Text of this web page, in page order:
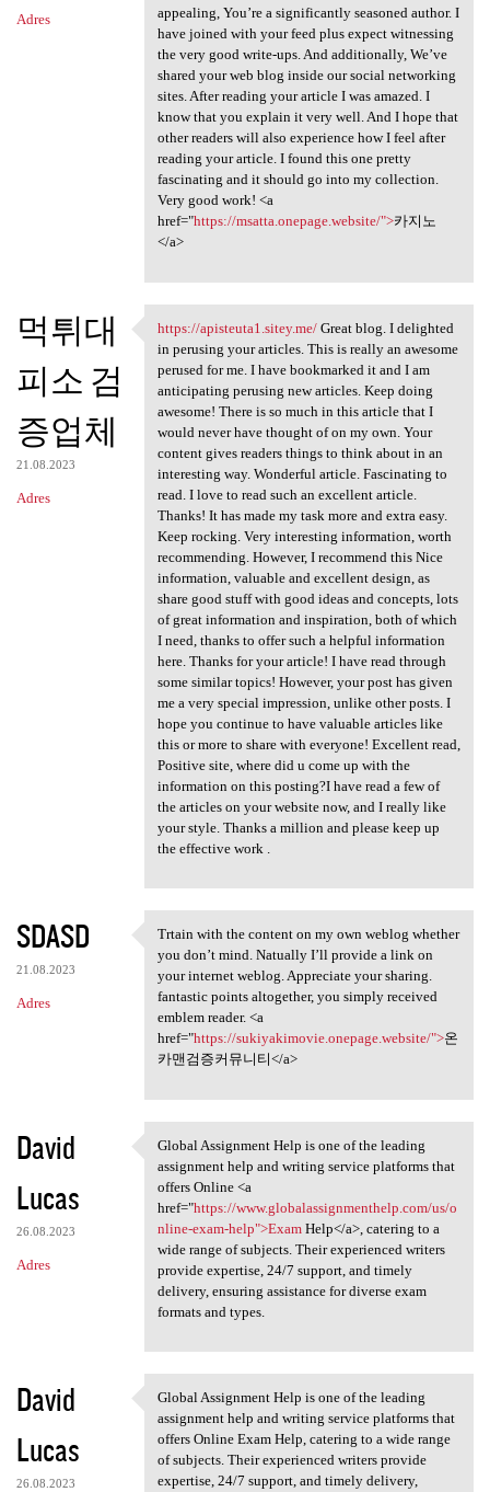
Adres
appealing, You’re a significantly seasoned author. I
have joined with your feed plus expect witnessing
the very good write-ups. And additionally, We’ve
shared your web blog inside our social networking
sites. After reading your article I was amazed. I
know that you explain it very well. And I hope that
other readers will also experience how I feel after
reading your article. I found this one pretty
fascinating and it should go into my collection.
Very good work! <a
href="https://msatta.onepage.website/">카지노
</a>
먹튀대
피소 검
증업체
21.08.2023
Adres
https://apisteuta1.sitey.me/
https://apisteuta1.sitey.me/Great blog. I delighted
in perusing your articles. This is really an awesome
perused for me. I have bookmarked it and I am
anticipating perusing new articles. Keep doing
awesome! There is so much in this article that I
would never have thought of on my own. Your
content gives readers things to think about in an
interesting way. Wonderful article. Fascinating to
read. I love to read such an excellent article.
Thanks! It has made my task more and extra easy.
Keep rocking. Very interesting information, worth
recommending. However, I recommend this Nice
information, valuable and excellent design, as
share good stuff with good ideas and concepts, lots
of great information and inspiration, both of which
I need, thanks to offer such a helpful information
here. Thanks for your article! I have read through
some similar topics! However, your post has given
me a very special impression, unlike other posts. I
hope you continue to have valuable articles like
this or more to share with everyone! Excellent read,
Positive site, where did u come up with the
information on this posting?I have read a few of
the articles on your website now, and I really like
your style. Thanks a million and please keep up
the effective work .
SDASD
21.08.2023
Adres
Trtain with the content on my
Trtain with the content on my own weblog whether
you don’t mind. Natually I’ll provide a link on
your internet weblog. Appreciate your sharing.
fantastic points altogether, you simply received
emblem reader. <a
href="https://sukiyakimovie.onepage.website/">온
카맨검증커뮤니티</a>
David
Lucas
26.08.2023
Adres
Global Assignment Help is one
Global Assignment Help is one of the leading
assignment help and writing service platforms that
offers Online <a
href="https://www.globalassignmenthelp.com/us/o
nline-exam-help">ExamHelp</a>, catering to a
wide range of subjects. Their experienced writers
provide expertise, 24/7 support, and timely
delivery, ensuring assistance for diverse exam
formats and types.
David
Lucas
26.08.2023
Global Assignment Help is one
Global Assignment Help is one of the leading
assignment help and writing service platforms that
offers Online Exam Help, catering to a wide range
of subjects. Their experienced writers provide
expertise, 24/7 support, and timely delivery,